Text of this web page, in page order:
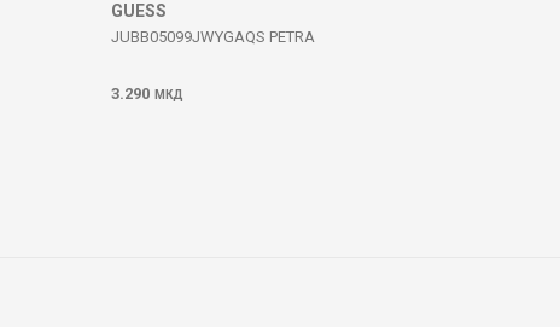
GUESS
JUBB05099JWYGAQS PETRA
3.290 МКД